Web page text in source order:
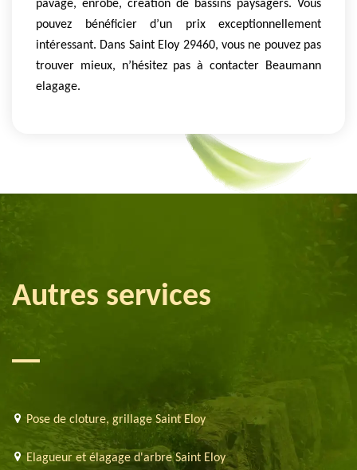
pavage, enrobé, création de bassins paysagers. Vous
pouvez bénéficier d’un prix exceptionnellement
intéressant. Dans Saint Eloy 29460, vous ne pouvez pas
trouver mieux, n’hésitez pas à contacter Beaumann
elagage.
Autres services
Pose de cloture, grillage Saint Eloy
Elagueur et élagage d'arbre Saint Eloy